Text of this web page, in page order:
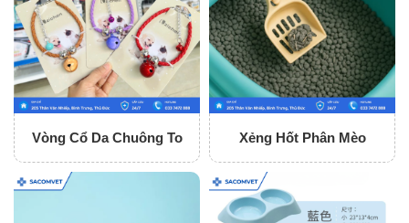
Vòng Cổ Da Chuông To Xẻng Hốt Phân Mèo